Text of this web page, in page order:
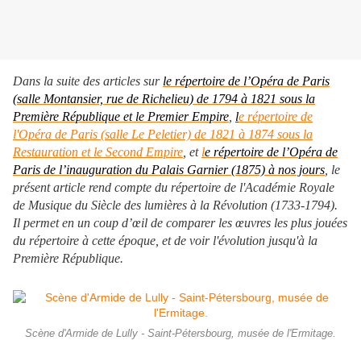
Dans la suite des articles sur le répertoire de l’Opéra de Paris
(salle Montansier, rue de Richelieu) de 1794 à 1821 sous la
Première République et le Premier Empire le répertoire de
l'Opéra de Paris (salle Le Peletier) de 1821 à 1874 sous la
Restauration et le Second Empire , et le répertoire de l’Opéra de
Paris de l’inauguration du Palais Garnier (1875) à nos jours , le
présent article rend compte du répertoire de l'Académie Royale
de Musique du Siècle des lumières à la Révolution (1733-1794).
Il permet en un coup d’œil de comparer les œuvres les plus jouées
du répertoire à cette époque, et de voir l'évolution jusqu'à la
Première République.
Scène d'Armide de Lully - Saint-Pétersbourg, musée de l'Ermitage.